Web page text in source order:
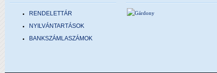
RENDELETTÁR
NYILVÁNTARTÁSOK
BANKSZÁMLASZÁMOK